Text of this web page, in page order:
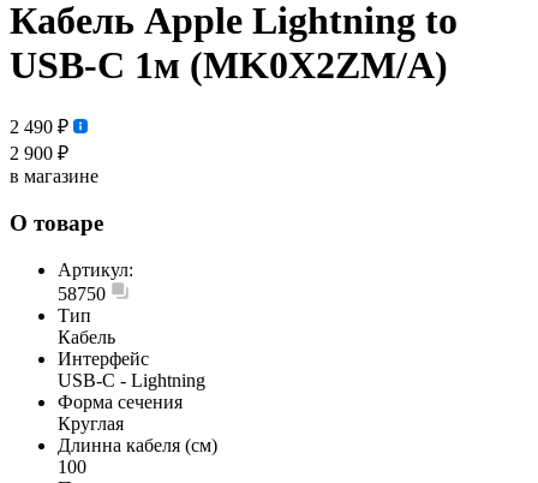
Кабель Apple Lightning to
USB-C 1м (MK0X2ZM/A)
2 490 ₽
2 900 ₽
в магазине
О товаре
Артикул:
58750
Тип
Кабель
Интерфейс
USB-С - Lightning
Форма сечения
Круглая
Длинна кабеля (см)
100